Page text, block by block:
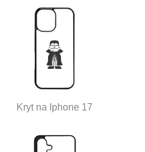
Kryt na Iphone 17